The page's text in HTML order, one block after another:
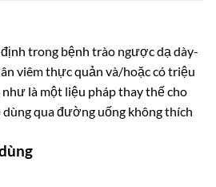
trong bệnh trào ngược dạ dày-
viêm thực quản và/hoặc có triệu
là một liệu pháp thay thế cho
qua đường uống không thích